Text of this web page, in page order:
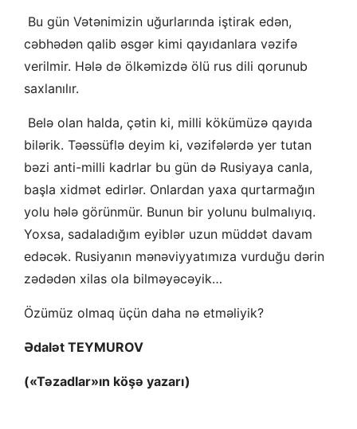
Bu gün Vətənimizin uğurlarında iştirak edən,
cəbhədən qalib əsgər kimi qayıdanlara vəzifə
verilmir. Hələ də ölkəmizdə ölü rus dili qorunub
saxlanılır.
Belə olan halda, çətin ki, milli kökümüzə qayıda
bilərik. Təəssüflə deyim ki, vəzifələrdə yer tutan
bəzi anti-milli kadrlar bu gün də Rusiyaya canla,
başla xidmət edirlər. Onlardan yaxa qurtarmağın
yolu hələ görünmür. Bunun bir yolunu bulmalıyıq.
Yoxsa, sadaladığım eyiblər uzun müddət davam
edəcək. Rusiyanın mənəviyyatımıza vurduğu dərin
zədədən xilas ola bilməyəcəyik…
Özümüz olmaq üçün daha nə etməliyik?
Ədalət TEYMUROV
(«Təzadlar»ın köşə yazarı)